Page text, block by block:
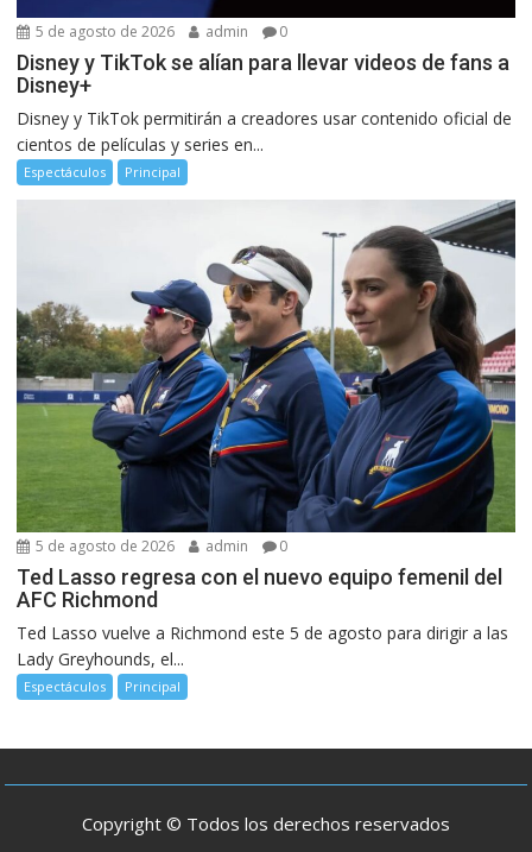
5 de agosto de 2026 admin 0
Disney y TikTok se alían para llevar videos de fans a
Disney+
Disney y TikTok permitirán a creadores usar contenido oficial de
cientos de películas y series en...
Espectáculos Principal
5 de agosto de 2026 admin 0
Ted Lasso regresa con el nuevo equipo femenil del
AFC Richmond
Ted Lasso vuelve a Richmond este 5 de agosto para dirigir a las
Lady Greyhounds, el...
Espectáculos Principal
Copyright © Todos los derechos reservados